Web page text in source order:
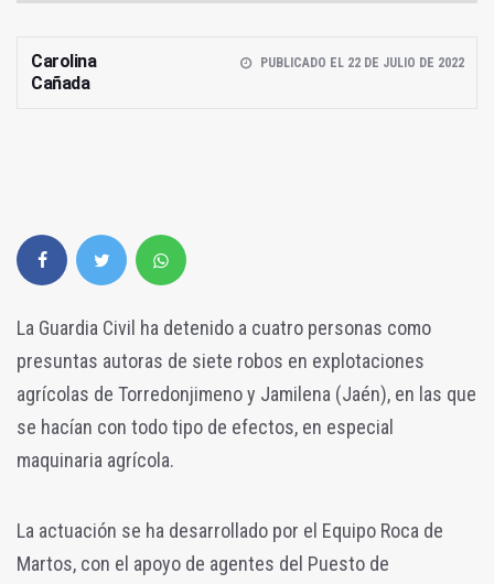
Carolina
Cañada
PUBLICADO EL 22 DE JULIO DE 2022
La Guardia Civil ha detenido a cuatro personas como
presuntas autoras de siete robos en explotaciones
agrícolas de Torredonjimeno y Jamilena (Jaén), en las que
se hacían con todo tipo de efectos, en especial
maquinaria agrícola.
La actuación se ha desarrollado por el Equipo Roca de
Martos, con el apoyo de agentes del Puesto de